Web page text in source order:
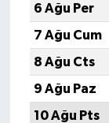
6 Ağu Per
7 Ağu Cum
8 Ağu Cts
9 Ağu Paz
10 Ağu Pts